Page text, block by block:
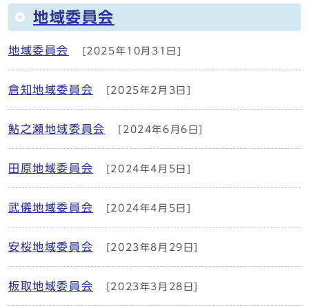
地域委員会
地域委員会 [2025年10月31日]
倉知地域委員会 [2025年2月3日]
鮎之瀬地域委員会 [2024年6月6日]
田原地域委員会 [2024年4月5日]
武儀地域委員会 [2024年4月5日]
安桜地域委員会 [2023年8月29日]
板取地域委員会 [2023年3月28日]